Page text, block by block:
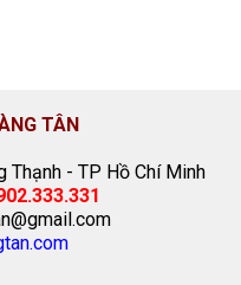
TÂN
- TP Hồ Chí Minh